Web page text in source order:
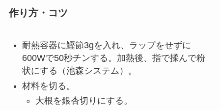
作り方・コツ
耐熱容器に鰹節3gを入れ、ラップをせずに
600Wで50秒チンする。加熱後、指で揉んで粉
状にする（池森システム）。
材料を切る。
大根を銀杏切りにする。